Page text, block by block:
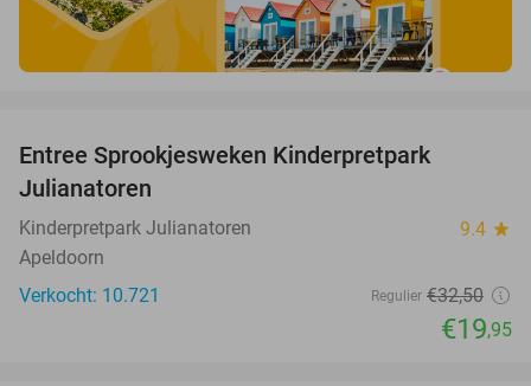
Entree Sprookjesweken Kinderpretpark
Julianatoren
Kinderpretpark Julianatoren 9.4 star
Apeldoorn
Verkocht: 10.721
Regulier €32,50
€19,95